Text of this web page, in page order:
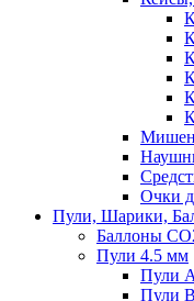
Очки
Пули, Шарики,
Баллоны
Пули 4.5 мм
Пули
Пули